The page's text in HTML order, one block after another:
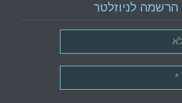
הרשמה לניוזלטר